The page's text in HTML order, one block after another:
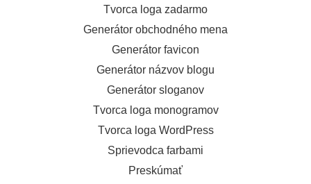
Tvorca loga zadarmo
Generátor obchodného mena
Generátor favicon
Generátor názvov blogu
Generátor sloganov
Tvorca loga monogramov
Tvorca loga WordPress
Sprievodca farbami
Preskúmať